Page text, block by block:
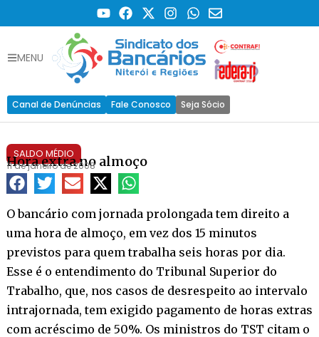
MENU
Canal de Denúncias Fale Conosco Seja Sócio
SALDO MÉDIO
Hora extra no almoço
11 de janeiro de 2008
O bancário com jornada prolongada tem direito a
uma hora de almoço, em vez dos 15 minutos
previstos para quem trabalha seis horas por dia.
Esse é o entendimento do Tribunal Superior do
Trabalho, que, nos casos de desrespeito ao intervalo
intrajornada, tem exigido pagamento de horas extras
com acréscimo de 50%. Os ministros do TST citam o